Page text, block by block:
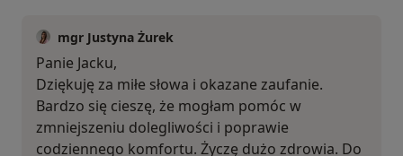
mgr Justyna Żurek
Panie Jacku,
Dziękuję za miłe słowa i okazane zaufanie.
Bardzo się cieszę, że mogłam pomóc w
zmniejszeniu dolegliwości i poprawie
codziennego komfortu. Życzę dużo zdrowia. Do